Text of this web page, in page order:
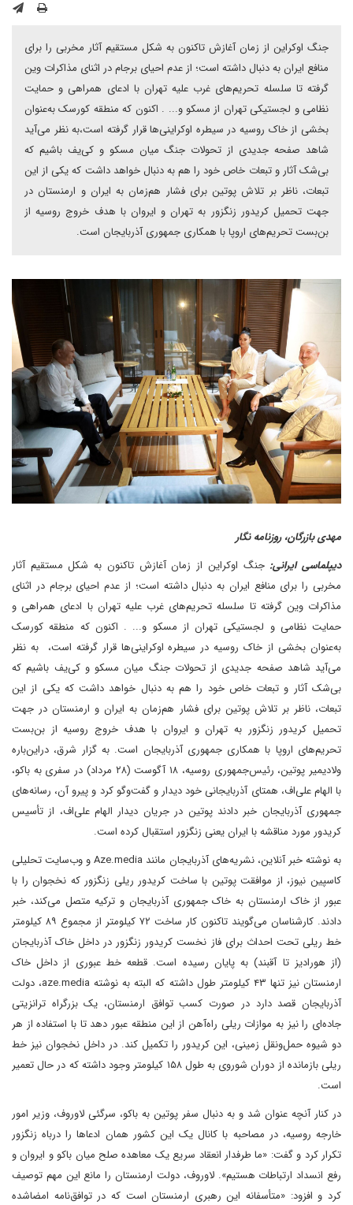
جنگ اوکراین از زمان آغازش تا‌کنون به شکل مستقیم آثار مخربی را برای
منافع ایران به دنبال داشته است؛ از عدم احیای برجام در اثنای مذاکرات وین
گرفته تا سلسله تحریم‌های غرب علیه تهران با ادعای همراهی و حمایت
نظامی و لجستیکی تهران از مسکو و... . اکنون که منطقه کورسک به‌عنوان
بخشی از خاک روسیه در سیطره اوکراینی‌ها قرار گرفته است،به نظر می‌آید
شاهد صفحه جدیدی از تحولات جنگ میان مسکو و کی‌یف باشیم که
بی‌شک آثار و تبعات خاص خود را هم به دنبال خواهد داشت که یکی از این
تبعات، ناظر بر تلاش پوتین برای فشار هم‌زمان به ایران و ارمنستان در
جهت تحمیل کریدور زنگزور به تهران و ایروان با هدف خروج روسیه از
بن‌بست تحریم‌های اروپا با همکاری جمهوری آذربایجان است.
مهدی بازرگان، روزنامه نگار
دیپلماسی ایرانی: جنگ اوکراین از زمان آغازش تا‌کنون به شکل مستقیم آثار
مخربی را برای منافع ایران به دنبال داشته است؛ از عدم احیای برجام در اثنای
مذاکرات وین گرفته تا سلسله تحریم‌های غرب علیه تهران با ادعای همراهی و
حمایت نظامی و لجستیکی تهران از مسکو و... . اکنون که منطقه کورسک
به‌عنوان بخشی از خاک روسیه در سیطره اوکراینی‌ها قرار گرفته است، به نظر
می‌آید شاهد صفحه جدیدی از تحولات جنگ میان مسکو و کی‌یف باشیم که
بی‌شک آثار و تبعات خاص خود را هم به دنبال خواهد داشت که یکی از این
تبعات، ناظر بر تلاش پوتین برای فشار هم‌زمان به ایران و ارمنستان در جهت
تحمیل کریدور زنگزور به تهران و ایروان با هدف خروج روسیه از بن‌بست
تحریم‌های اروپا با همکاری جمهوری آذربایجان است. به گزار شرق، در‌این‌باره
ولادیمیر پوتین، رئیس‌جمهوری روسیه، ۱۸ آگوست (۲۸ مرداد) در سفری به باکو،
با الهام علی‌اف، همتای آذربایجانی خود دیدار و گفت‌وگو کرد و پیرو آن، رسانه‌های
جمهوری آذربایجان خبر دادند‌ پوتین در جریان دیدار الهام علی‌اف، از تأسیس
کریدور مورد مناقشه با ایران یعنی زنگزور استقبال کرده است.
به نوشته خبر آنلاین، نشریه‌های آذربایجان مانند Aze.media و وب‌سایت تحلیلی
کاسپین نیوز، از موافقت پوتین با ساخت کریدور ریلی زنگزور که نخجوان را با
عبور از خاک ارمنستان به خاک جمهوری آذربایجان و ترکیه متصل می‌کند، خبر
دادند. کارشناسان می‌گویند تاکنون‌ کار ساخت ۷۲ کیلومتر از مجموع ۸۹ کیلومتر
خط ریلی تحت احداث برای فاز نخست کریدور زنگزور در داخل خاک آذربایجان
(از هورادیز تا آقبند) به پایان رسیده است. قطعه خط عبوری از داخل خاک
ارمنستان نیز تنها ۴۳ کیلومتر طول داشته که البته به نوشته aze.media، دولت
آذربایجان قصد دارد در صورت کسب توافق ارمنستان، یک بزرگراه ترانزیتی
جاده‌ای را نیز به موازات ریلی راه‌آهن از این منطقه عبور دهد تا با استفاده از هر
دو شیوه حمل‌ونقل زمینی، این کریدور را تکمیل کند. در داخل نخجوان نیز‌ خط
ریلی بازمانده از دوران شوروی به طول ۱۵۸ کیلومتر وجود داشته که در حال تعمیر
است.
در کنار آنچه عنوان شد و به دنبال سفر پوتین به باکو، سرگئی لاوروف، وزیر امور
خارجه روسیه، در مصاحبه با کانال یک این کشور همان ادعاها را درباه زنگزور
تکرار کرد و گفت: «ما طرفدار انعقاد سریع یک معاهده صلح میان باکو و ایروان و
رفع انسداد ارتباطات هستیم». لاوروف، دولت ارمنستان را مانع این مهم توصیف
کرد و افزود:‌ «متأسفانه این رهبری ارمنستان است که در توافق‌نامه امضا‌شده